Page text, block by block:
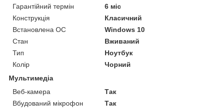
Гарантійний термін
6 міс
Конструкція
Класичний
Встановлена ОС
Windows 10
Стан
Вживаний
Тип
Ноутбук
Колір
Чорний
Мультимедіа
Веб-камера
Так
Вбудований мікрофон
Так